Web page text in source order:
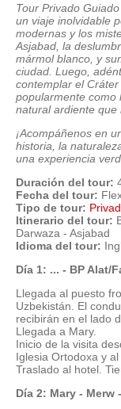
Tour Privado
un viaje inolvidable
modernas y los
Asjabad, la
mármol blanco, y
ciudad. Luego,
contemplar el
popularmente como
natural ardiente que
¡Acompáñenos en
historia, la
una experiencia
Duración del tour:
Fecha del tour:
Tipo de tour:
Itinerario del tour:
Darwaza - Asjabad
Idioma del tour:
Día 1: ... - BP Alat/
Llegada al puesto
Uzbekistán. El
recibirán en el lado
Llegada a Mary.
Inicio de la visita
Iglesia Ortodoxa y al
Traslado al hotel.
Día 2: Mary - Merw